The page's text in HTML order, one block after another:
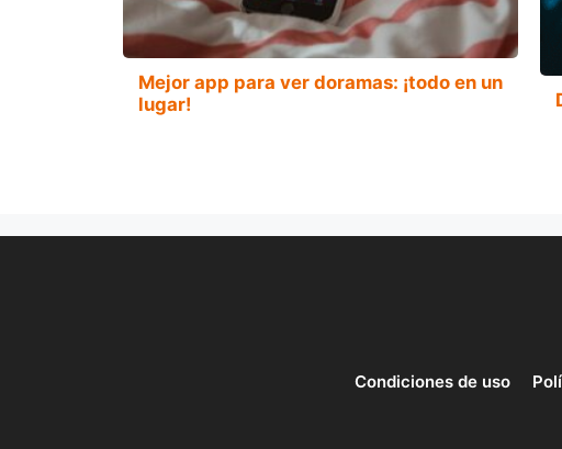
Mejor app para ver doramas: ¡todo en un
lugar!
Condiciones de uso